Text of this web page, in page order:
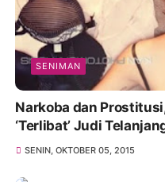
SENIMAN
Narkoba dan
‘Terlibat’ Judi
SENIN, OKTOBER 05, 2015